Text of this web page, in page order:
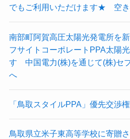
でもご利用いただけます★ 空き
南部町阿賀高圧太陽光発電所を
フサイトコーポレートPPA太陽
す 中国電力(株)を通じて(株)セ
へ
「鳥取スタイルPPA」優先交渉
鳥取県立米子東高等学校に寄贈